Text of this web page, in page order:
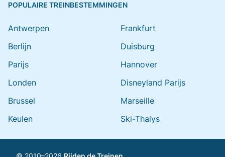
POPULAIRE TREINBESTEMMINGEN
Antwerpen
Berlijn
Parijs
Londen
Brussel
Keulen
Frankfurt
Duisburg
Hannover
Disneyland Parijs
Marseille
Ski-Thalys